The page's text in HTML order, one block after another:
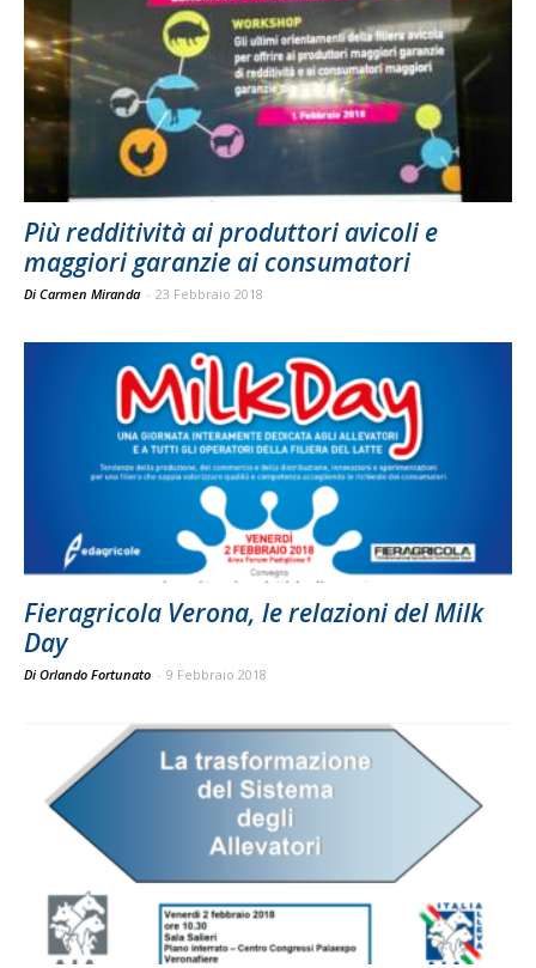
Più redditività ai produttori avicoli e
maggiori garanzie ai consumatori
Di Carmen Miranda - 23 Febbraio 2018
Fieragricola Verona, le relazioni del Milk
Day
Di Orlando Fortunato - 9 Febbraio 2018